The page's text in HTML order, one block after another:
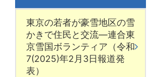
東京の若者が豪雪地区の雪
かきで住民と交流―連合東
京雪国ボランティア（令和
7(2025)年2月3日報道発
表）